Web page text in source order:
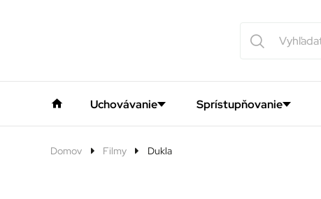
Uchovávanie Sprístupňovanie
Domov Filmy Dukla